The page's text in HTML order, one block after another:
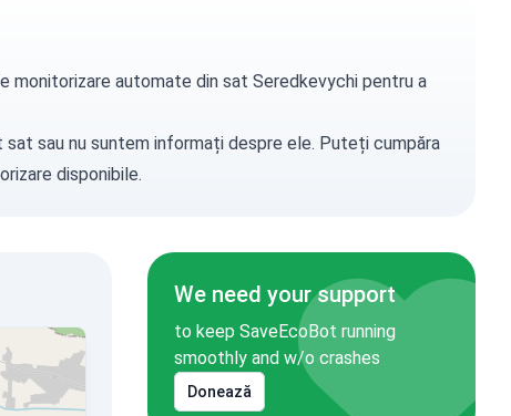
monitorizare automate din sat Seredkevychi pentru a
sau nu suntem informați despre ele. Puteți cumpăra
disponibile.
We need your support
to keep SaveEcoBot running
smoothly and w/o crashes
Donează